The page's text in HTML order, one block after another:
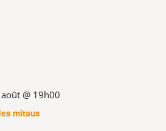
@ 19h00
mitaus